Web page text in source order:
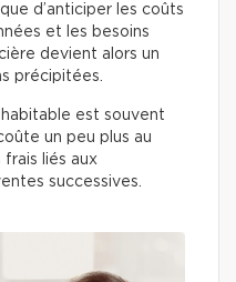
d’anticiper les coûts
et les besoins
devient alors un
précipitées.
est souvent
un peu plus au
frais liés aux
successives.